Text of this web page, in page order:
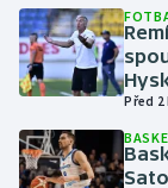
Krasobruslení
Lezení
Lyže a
Před 2